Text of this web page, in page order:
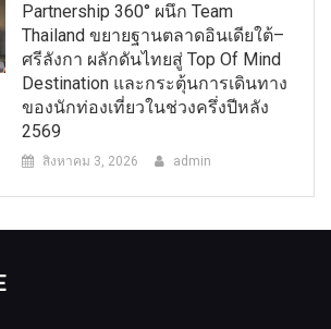
Partnership 360° ผนึก Team
Thailand ขยายฐานตลาดอินเดียใต้–
ศรีลังกา ผลักดันไทยสู่ Top Of Mind
Destination และกระตุ้นการเดินทาง
ของนักท่องเที่ยวในช่วงครึ่งปีหลัง
2569
สิงหาคม 3, 2026 admin